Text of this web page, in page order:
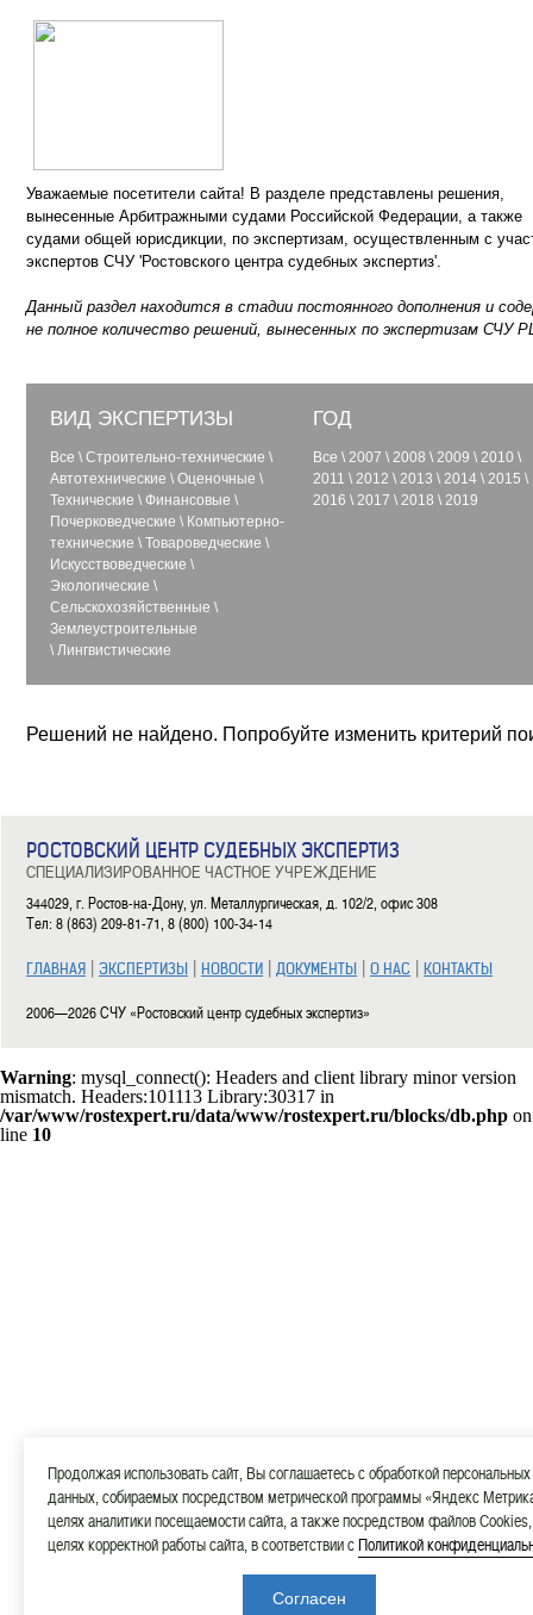
Уважаемые посетители сайта! В разделе представлены решения,
вынесенные Арбитражными судами Российской Федерации, а также
судами общей юрисдикции, по экспертизам, осуществленным с
экспертов СЧУ 'Ростовского центра судебных экспертиз'.
Данный раздел находится в стадии постоянного дополнения и
не полное количество решений, вынесенных по экспертизам СЧУ
ВИД ЭКСПЕРТИЗЫ
Все \ Строительно-технические \
Автотехнические \ Оценочные \
Технические \ Финансовые \
Почерковедческие \ Компьютерно-
технические \ Товароведческие \
Искусствоведческие \
Экологические \
Сельскохозяйственные \
Землеустроительные
\ Лингвистические
ГОД
Все \ 2007 \ 2008 \ 2009 \ 2010 \
2011 \ 2012 \ 2013 \ 2014 \ 2015 \
2016 \ 2017 \ 2018 \ 2019
Решений не найдено. Попробуйте изменить критерий
РОСТОВСКИЙ ЦЕНТР СУДЕБНЫХ ЭКСПЕРТИЗ
СПЕЦИАЛИЗИРОВАННОЕ ЧАСТНОЕ УЧРЕЖДЕНИЕ
344029, г. Ростов-на-Дону, ул. Металлургическая, д. 102/2, офис 308
Тел: 8 (863) 209-81-71, 8 (800) 100-34-14
ГЛАВНАЯ | ЭКСПЕРТИЗЫ | НОВОСТИ | ДОКУМЕНТЫ | О НАС | КОНТАКТЫ
2006—2026 СЧУ «Ростовский центр судебных экспертиз»
Warning: mysql_connect(): Headers and client library minor version
mismatch. Headers:101113 Library:30317 in
/var/www/rostexpert.ru/data/www/rostexpert.ru/blocks/db.php on
line 10
Продолжая использовать сайт, Вы соглашаетесь с обработкой персональных
данных, собираемых посредством метрической программы «Яндекс
целях аналитики посещаемости сайта, а также посредством файлов
целях корректной работы сайта, в соответствии сПолитикой
Согласен